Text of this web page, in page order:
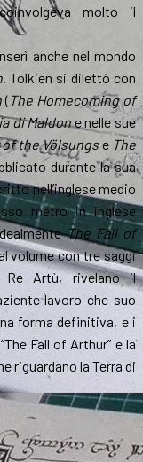
molto il
anche nel mondo
. Tolkien si dilettò con
( The Homecoming of
di Maldone nelle sue
the Völsungse The
durante la sua
nell’inglese medio
metro in inglese
The Fall of
volume con tre saggi
Artù, rivelano il
lavoro che suo
forma definitiva, e i
Fall of Arthur” e la
riguardano la Terra di